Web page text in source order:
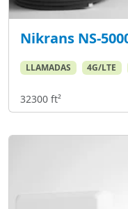
Nikrans NS-
LLAMADAS 4G/LTE
32300 ft²